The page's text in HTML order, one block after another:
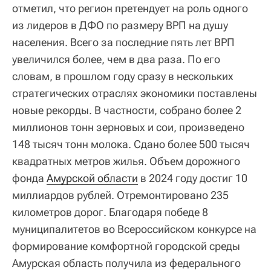
отметил, что регион претендует на роль одного
из лидеров в ДФО по размеру ВРП на душу
населения. Всего за последние пять лет ВРП
увеличился более, чем в два раза. По его
словам, в прошлом году сразу в нескольких
стратегических отраслях экономики поставлены
новые рекорды. В частности, собрано более 2
миллионов тонн зерновых и сои, произведено
148 тысяч тонн молока. Сдано более 500 тысяч
квадратных метров жилья. Объем дорожного
фонда Амурской области в 2024 году достиг 10
миллиардов рублей. Отремонтировано 235
километров дорог. Благодаря победе 8
муниципалитетов во Всероссийском конкурсе на
формирование комфортной городской среды
Амурская область получила из федерального